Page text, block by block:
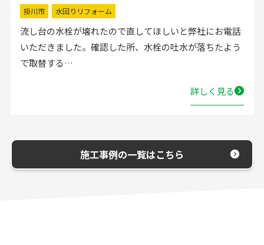
いと弊社にお電話
吐水が落ちたよう
脇屋の北側の雨樋取替工事と軒先面
ボロして下に落ちたり軒樋に詰まっ
施工事例の一覧はこちら